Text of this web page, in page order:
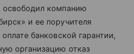
освободил компанию
и ее поручителя
банковской гарантии,
организацию отказ